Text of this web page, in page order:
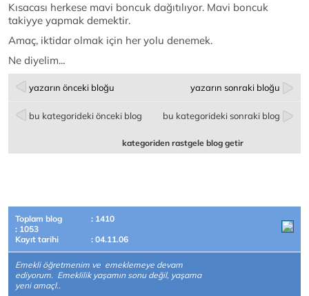
Kısacası herkese mavi boncuk dağıtılıyor. Mavi boncuk
takiyye yapmak demektir.
Amaç, iktidar olmak için her yolu denemek.
Ne diyelim...
yazarın önceki bloğu yazarın sonraki bloğu
bu kategorideki önceki blog bu kategorideki sonraki blog
kategoriden rastgele blog getir
Toplam blog
: 1410
: 1053
Kayıt tarihi
: 04.11.06
Emekli öğretmenim ve emeklemeye devam
ediyorum. Emeklilik yaşamın sonu değil, yaşama
yeni amaçl..